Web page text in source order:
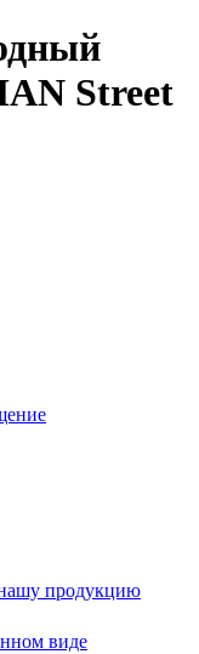
Street
продукцию
виде